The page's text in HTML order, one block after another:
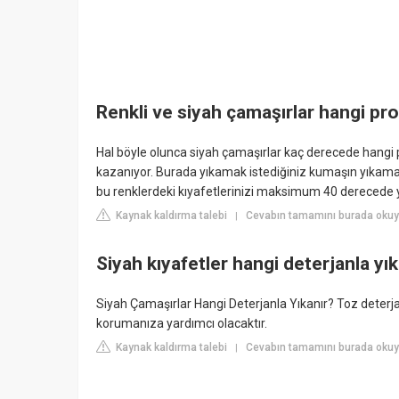
Renkli ve siyah çamaşırlar hangi
Hal böyle olunca siyah çamaşırlar kaç derecede
kazanıyor. Burada yıkamak istediğiniz kumaşın
bu renklerdeki kıyafetlerinizi maksimum 40 derecede
Kaynak kaldırma talebi Cevabın tamamını burada
Siyah kıyafetler hangi deterjanla
Siyah Çamaşırlar Hangi Deterjanla Yıkanır? Toz
korumanıza yardımcı olacaktır.
Kaynak kaldırma talebi Cevabın tamamını burada